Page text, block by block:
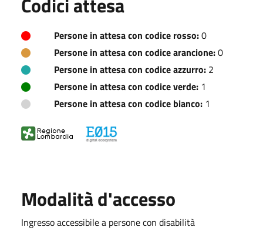
Persone in attesa con codice rosso:0
Persone in attesa con codice arancione:0
Persone in attesa con codice azzurro: 2
Persone in attesa con codice verde: 1
Persone in attesa con codice bianco: 1
Modalità d'accesso
Ingresso accessibile a persone con disabilità